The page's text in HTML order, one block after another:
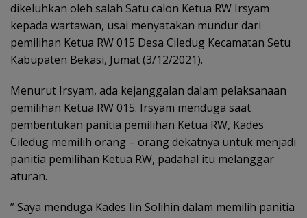
dikeluhkan oleh salah Satu calon Ketua RW Irsyam
kepada wartawan, usai menyatakan mundur dari
pemilihan Ketua RW 015 Desa Ciledug Kecamatan Setu
Kabupaten Bekasi, Jumat (3/12/2021).
Menurut Irsyam, ada kejanggalan dalam pelaksanaan
pemilihan Ketua RW 015. Irsyam menduga saat
pembentukan panitia pemilihan Ketua RW, Kades
Ciledug memilih orang – orang dekatnya untuk menjadi
panitia pemilihan Ketua RW, padahal itu melanggar
aturan.
” Saya menduga Kades Iin Solihin dalam memilih panitia